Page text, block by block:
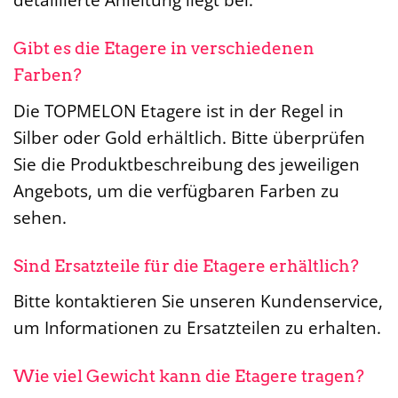
Gibt es die Etagere in verschiedenen
Farben?
Die TOPMELON Etagere ist in der Regel in
Silber oder Gold erhältlich. Bitte überprüfen
Sie die Produktbeschreibung des jeweiligen
Angebots, um die verfügbaren Farben zu
sehen.
Sind Ersatzteile für die Etagere erhältlich?
Bitte kontaktieren Sie unseren Kundenservice,
um Informationen zu Ersatzteilen zu erhalten.
Wie viel Gewicht kann die Etagere tragen?